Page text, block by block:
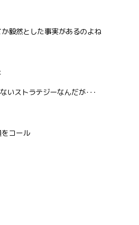
毅然とした事実があるのよね
いストラテジーなんだが･･･
コール